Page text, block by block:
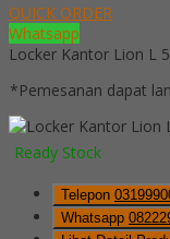
QUICK ORDER
Whatsapp
Locker Kantor Lion L
*Pemesanan dapat
Ready Stock
Telepon
Whatsapp